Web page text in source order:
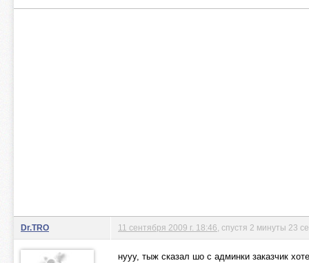
Dr.TRO 11 сентября 2009 г. 18:46 , спустя 2 минуты 23
нууу, тыж сказал шо с админки заказчик